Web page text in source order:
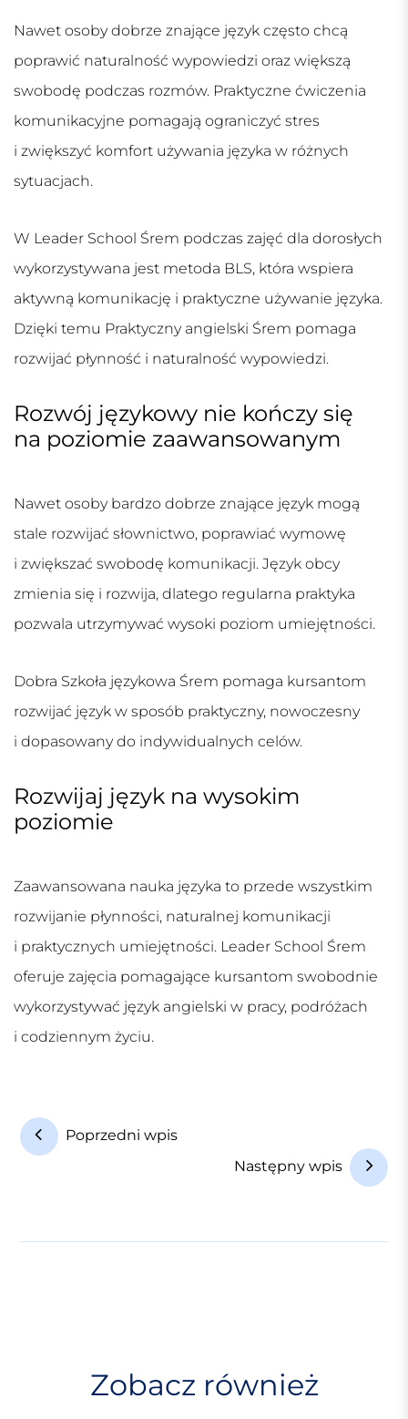
Nawet osoby dobrze znające język często chcą
poprawić naturalność wypowiedzi oraz większą
swobodę podczas rozmów. Praktyczne ćwiczenia
komunikacyjne pomagają ograniczyć stres
i zwiększyć komfort używania języka w różnych
sytuacjach.
W Leader School Śrem podczas zajęć dla dorosłych
wykorzystywana jest metoda BLS, która wspiera
aktywną komunikację i praktyczne używanie języka.
Dzięki temu Praktyczny angielski Śrem pomaga
rozwijać płynność i naturalność wypowiedzi.
Rozwój językowy nie kończy się
na poziomie zaawansowanym
Nawet osoby bardzo dobrze znające język mogą
stale rozwijać słownictwo, poprawiać wymowę
i zwiększać swobodę komunikacji. Język obcy
zmienia się i rozwija, dlatego regularna praktyka
pozwala utrzymywać wysoki poziom umiejętności.
Dobra Szkoła językowa Śrem pomaga kursantom
rozwijać język w sposób praktyczny, nowoczesny
i dopasowany do indywidualnych celów.
Rozwijaj język na wysokim
poziomie
Zaawansowana nauka języka to przede wszystkim
rozwijanie płynności, naturalnej komunikacji
i praktycznych umiejętności. Leader School Śrem
oferuje zajęcia pomagające kursantom swobodnie
wykorzystywać język angielski w pracy, podróżach
i codziennym życiu.
N
a
g
Poprzedni wpis
Następny wpis
Zobacz również